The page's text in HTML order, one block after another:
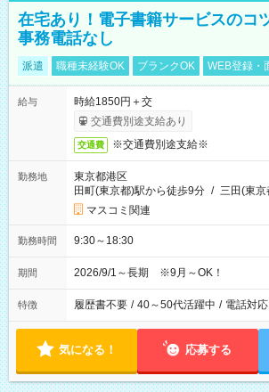
在宅あり！電子書籍サービスのコ
事務電話なし
派遣 職種未経験OK ブランクOK WEB登録・
給与
時給1850円＋交
交通費別途支給あり
交通費 ※交通費別途支給※
勤務地
東京都港区
田町(東京都)駅から徒歩9分 / 三田(東
マスコミ関連
勤務時間 9:30～18:30
期間 2026/9/1～長期 ※9月～OK！
特徴 履歴書不要 / 40～50代活躍中 / 電話対
気になる！ 応募する